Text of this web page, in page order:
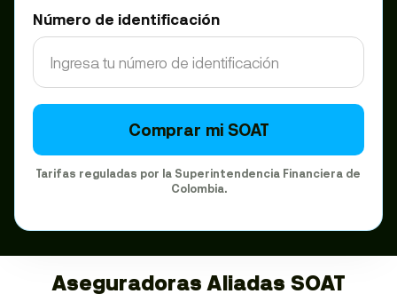
Número de identificación
Comprar mi SOAT
Tarifas reguladas por la Superintendencia Financiera de
Colombia.
Aseguradoras Aliadas SOAT